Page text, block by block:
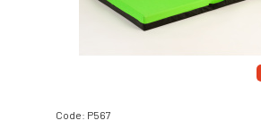
Code: P567